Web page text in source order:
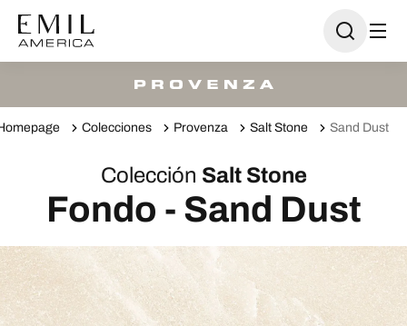
Colecciones Provenza Salt Stone Sand Dust
Colección Salt Stone
Fondo - Sand Dust